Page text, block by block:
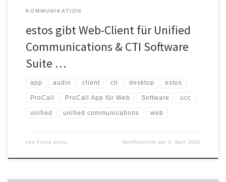
KOMMUNIKATION
estos gibt Web-Client für Unified
Communications & CTI Software
Suite …
app audio client cti desktop estos
ProCall ProCall App für Web Software ucc
unified unified communications web
von Firma estos Veröffentlicht am3. April 2024